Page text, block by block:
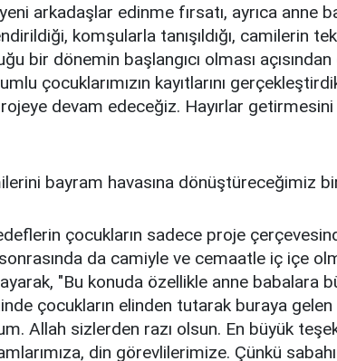
arkadaşlar edinme fırsatı, ayrıca anne
komşularla tanışıldığı, camilerin
bir dönemin başlangıcı olması
çocuklarımızın kayıtlarını
devam edeceğiz. Hayırlar
bayram havasına dönüştüreceğimiz
çocukların sadece proje
da camiyle ve cemaatle iç içe
"Bu konuda özellikle anne babalara
çocukların elinden tutarak buraya
Allah sizlerden razı olsun. En büyük
din görevlilerimize. Çünkü